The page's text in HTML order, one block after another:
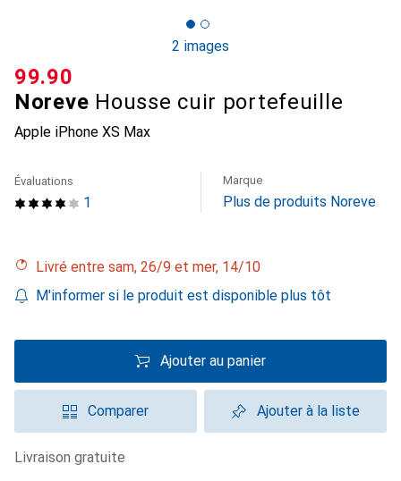
2 images
Noreve Housse cuir portefeuille
Apple iPhone XS Max
CHF
99.90
1
Évaluations Marque
Plus de produits Noreve
Livré entre sam, 26/9 et mer, 14/10
M'informer si le produit est disponible plus tôt
Ajouter au panier
Comparer Ajouter à la liste
livraison gratuite